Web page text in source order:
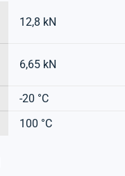
12,8 kN
6,65 kN
-20 °C
100 °C